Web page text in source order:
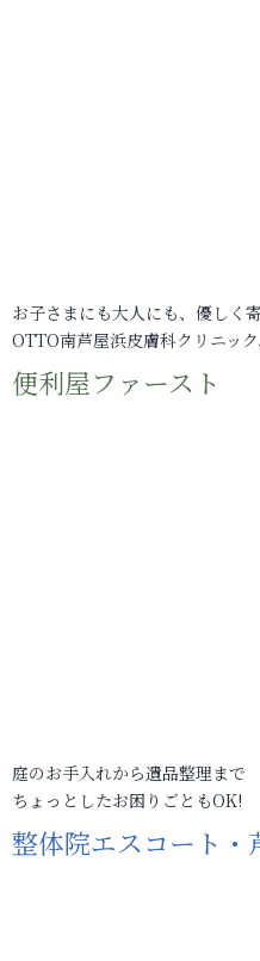
お子さまにも大人にも、優しく
OTTO南芦屋浜皮膚科クリニック
便利屋ファースト
庭のお手入れから遺品整理まで
ちょっとしたお困りごともOK!
整体院エスコート・